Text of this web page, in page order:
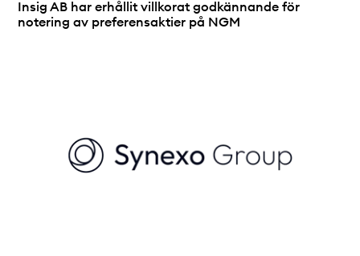
Insig AB har erhållit villkorat godkännande för
notering av preferensaktier på NGM